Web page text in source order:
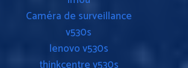
Caméra de surveillance
v530s
lenovo v530s